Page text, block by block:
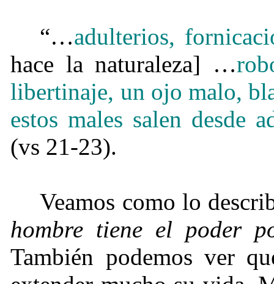
“…adulterios,
hace la naturaleza] …
libertinaje, un ojo malo,
estos males salen desde
(vs 21-23).
Veamos como lo
hombre tiene el poder
También podemos ver